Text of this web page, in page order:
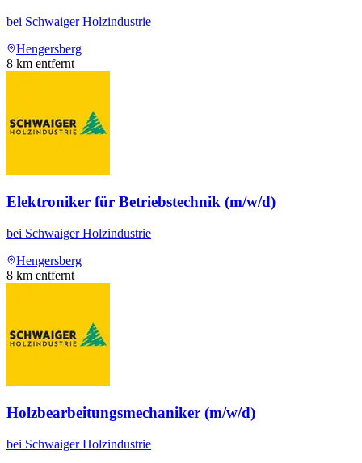
bei Schwaiger Holzindustrie
Hengersberg
8 km entfernt
Elektroniker für Betriebstechnik (m/w/d)
bei Schwaiger Holzindustrie
Hengersberg
8 km entfernt
Holzbearbeitungsmechaniker (m/w/d)
bei Schwaiger Holzindustrie